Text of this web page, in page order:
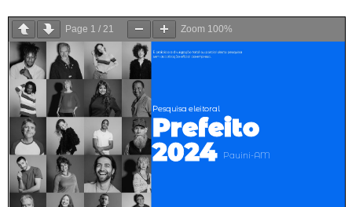
Page 1 / 21 Zoom 100%